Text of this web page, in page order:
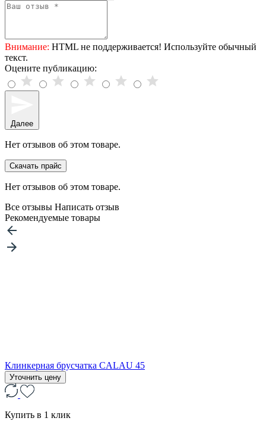
Внимание: HTML не поддерживается! Используйте обычный
текст.
Оцените публикацию:
Далее
Нет отзывов об этом товаре.
Скачать прайс
Нет отзывов об этом товаре.
Все отзывы Написать отзыв
Рекомендуемые товары
Клинкерная брусчатка CALAU 45
Уточнить цену
Купить в 1 клик